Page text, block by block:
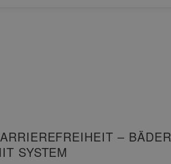
– BÄDER
SYSTEM